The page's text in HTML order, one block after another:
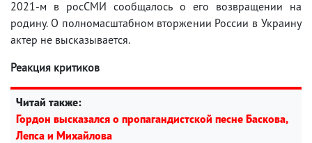
2021-м в росСМИ сообщалось о его возвращении на
родину. О полномасштабном вторжении России в Украину
актер не высказывается.
Реакция критиков
Читай также:
Гордон высказался о пропагандистской песне Баскова,
Лепса и Михайлова